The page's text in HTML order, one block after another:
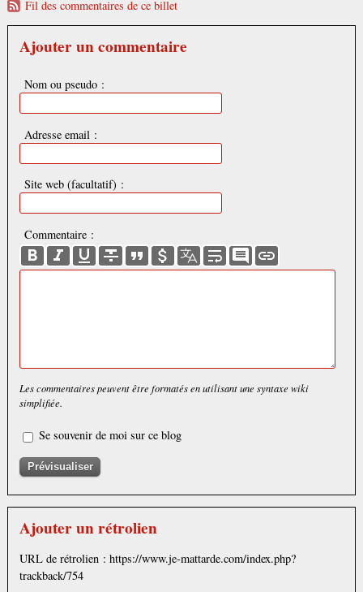
Fil des commentaires de ce billet
Ajouter un commentaire
Nom ou pseudo :
Adresse email :
Site web (facultatif) :
Commentaire :
Les commentaires peuvent être formatés en utilisant une syntaxe wiki
simplifiée.
Se souvenir de moi sur ce blog
Ajouter un rétrolien
URL de rétrolien : https://www.je-mattarde.com/index.php?
trackback/754